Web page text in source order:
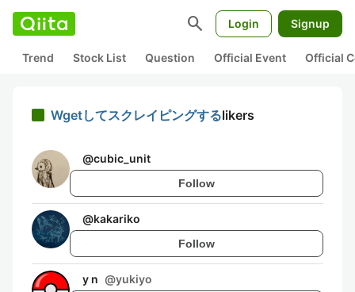
search Login Signup
Trend Stock List Question Official Event Official
Wgetしてスクレイピングするlikers
@cubic_unit
Follow
@kakariko
Follow
y n @yukiyo